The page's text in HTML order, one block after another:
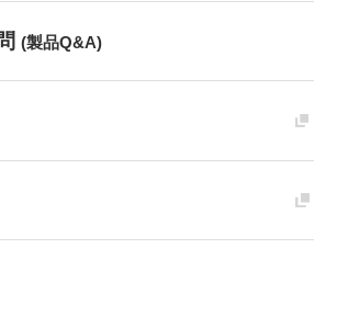
(製品Q&A)